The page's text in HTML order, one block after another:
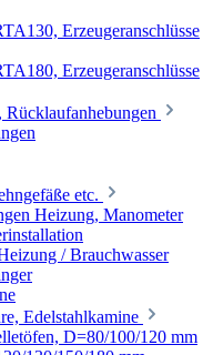
Erzeugeranschlüsse
Erzeugeranschlüsse
etc.
Heizung, Manometer
/ Brauchwasser
Edelstahlkamine
D=80/100/120 mm